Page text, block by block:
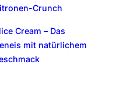
Crunch
Cream – Das
mit natürlichem